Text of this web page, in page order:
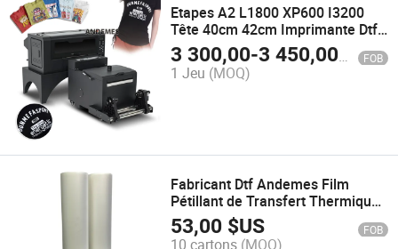
Etapes A2 L1800 XP600 I3200
Tête 40cm 42cm Imprimante Dtf
Transfert Direct sur Film Machine
d'Impression Rouleau à Rouleau
3 300,00-3 450,00$US
FOB
1 Jeu (MOQ)
Fabricant Dtf Andemes Film
Pétillant de Transfert Thermique
Dtf pour Film Pétillant de
Transfert Thermique Double Dtf
53,00 $US FOB
10 cartons (MOQ)